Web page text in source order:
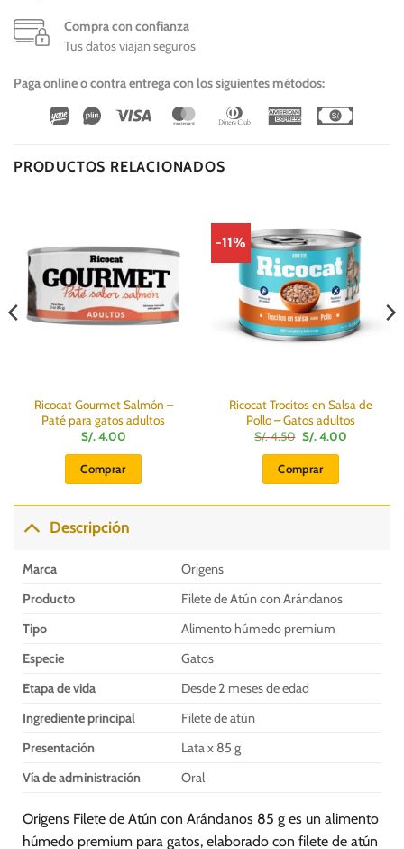
Compra con confianza
Tus datos viajan seguros
Paga online o contra entrega con los siguientes métodos:
Wirecard
Vipps Visa MasterCardDinners
American
PRODUCTOS RELACIONADOS
Ricocat Gourmet Salmón –
Paté para gatos adultos
S/.4.00
Comprar
-11%
Ricocat Trocitos en Salsa de
Pollo – Gatos adultos
S/.4.50 El
precio
original
era:
S/.
S/.4.00El
Comprar
Descripción
Marca
Origens
Producto
Filete de Atún con Arándanos
Tipo
Alimento húmedo premium
Especie
Gatos
Etapa de vida
Desde 2 meses de edad
Ingrediente principal
Filete de atún
Presentación
Lata x 85 g
Vía de administración
Oral
Origens Filete de Atún con Arándanos 85 g es un alimento
húmedo premium para gatos, elaborado con filete de atún